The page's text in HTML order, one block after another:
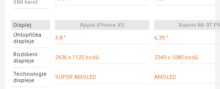
SIM karet
Displej Apple iPhone XS
Xiaomi Mi 9T
Úhlopříčka
displeje
5.8 " 6,39 "
Rozlišení
displeje
2436 x 1125 bodů 2340 x 1080 bodů
Technologie
displeje
SUPER AMOLED AMOLED